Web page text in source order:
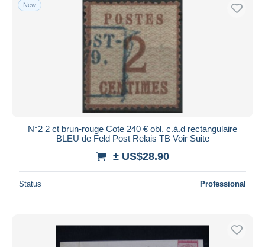
New
N°2 2 ct brun-rouge Cote 240 € obl. c.à.d rectangulaire
BLEU de Feld Post Relais TB Voir Suite
± US$28.90
Status Professional